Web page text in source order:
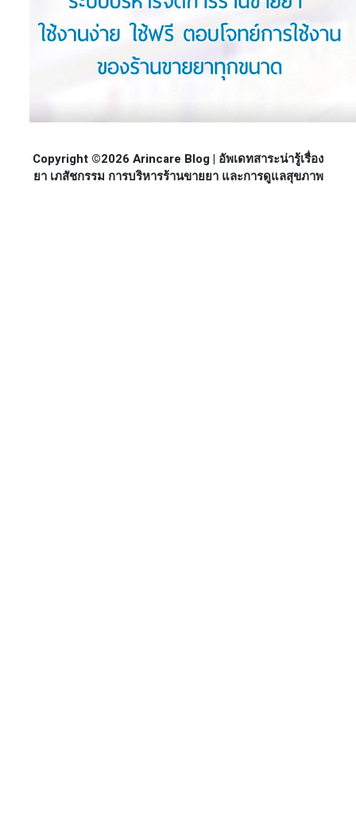
Copyright ©2026 Arincare Blog | อัพเดทสาระน่ารู้เรื่อง
ยา เภสัชกรรม การบริหารร้านขายยา และการดูแลสุขภาพ